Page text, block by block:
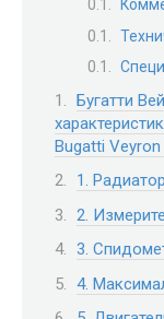
Бугатти
Bugatti
1.
2.
3.
4.